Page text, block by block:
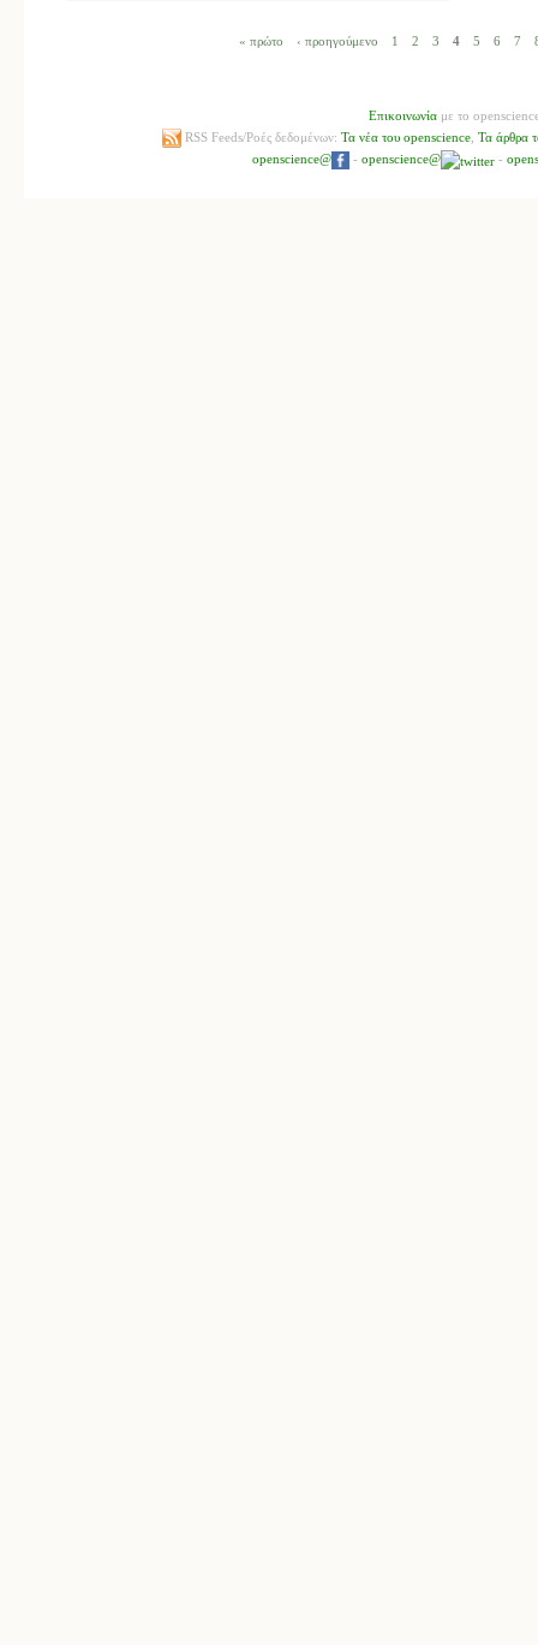
« πρώτο ‹ προηγούμενο 1 2 3 4 5 6 7
Επικοινωνία με το
RSS Feeds/Ροές δεδομένων: Τα νέα του openscience, Τα άρθρα
openscience@
- openscience@ -